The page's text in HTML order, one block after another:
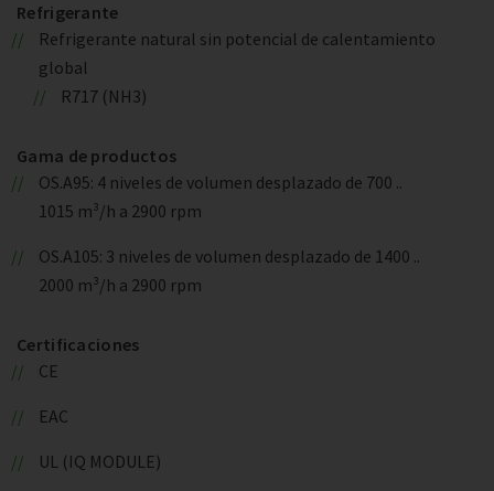
Refrigerante
Refrigerante natural sin potencial de calentamiento
global
R717 (NH3)
Gama de productos
OS.A95: 4 niveles de volumen desplazado de 700 ..
1015 m³/h a 2900 rpm
OS.A105: 3 niveles de volumen desplazado de 1400 ..
2000 m³/h a 2900 rpm
Certificaciones
CE
EAC
UL (IQ MODULE)